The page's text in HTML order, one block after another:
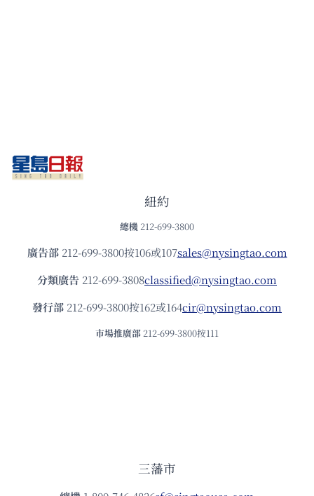
紐約
總機 212-699-3800
廣告部212-699-3800按106或107sales@nysingtao.com
分類廣告 212-699-3808classified@nysingtao.com
發⾏部 212-699-3800按162或164cir@nysingtao.com
市場推廣部 212-699-3800按111
三藩市